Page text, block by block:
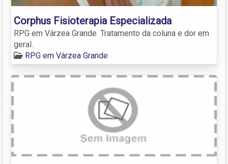
Corphus Fisioterapia Especializada
RPG em Várzea Grande. Tratamento da coluna e dor em
geral.
RPG em Várzea Grande